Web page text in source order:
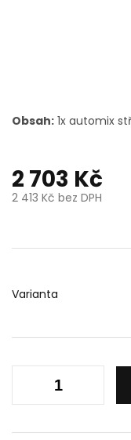
2 703 Kč
2 413 Kč bez DPH
Varianta
Obsah: 1x automix